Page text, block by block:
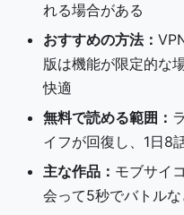
れる場合がある
おすすめの方法：
版は機能が限定的な
快適
無料で読める範囲：
イフが回復し、1日8
主な作品： モブサイ
会って5秒でバトル